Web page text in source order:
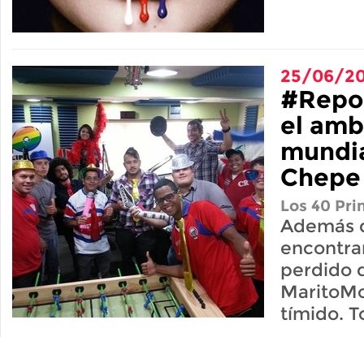
25/06/
el
Los 40
Además
perdido
tímido.